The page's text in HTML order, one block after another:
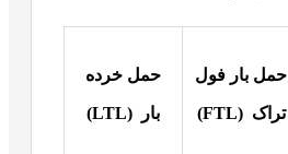
حمل بار فول
تراک (FTL)
حمل خرده
بار (LTL)